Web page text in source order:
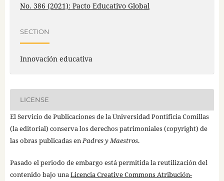
No. 386 (2021): Pacto Educativo Global
SECTION
Innovación educativa
LICENSE
El Servicio de Publicaciones de la Universidad Pontificia Comillas
(la editorial) conserva los derechos patrimoniales (copyright) de
las obras publicadas enPadres y Maestros.
Pasado el periodo de embargo está permitida la reutilización del
contenido bajo unaLicencia Creative Commons Atribución-